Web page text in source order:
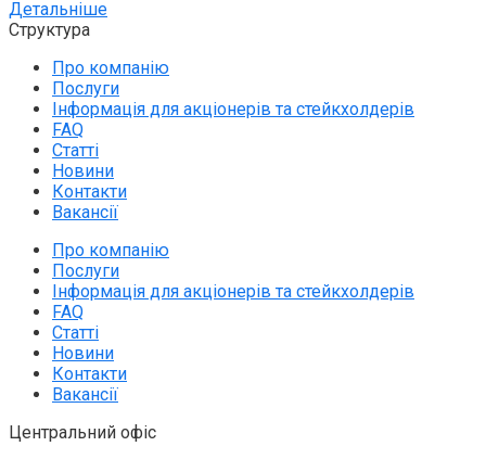
Детальніше
Структура
Про компанію
Послуги
Інформація для акціонерів та стейкхолдерів
FAQ
Статті
Новини
Контакти
Вакансії
Про компанію
Послуги
Інформація для акціонерів та стейкхолдерів
FAQ
Статті
Новини
Контакти
Вакансії
Центральний офіс